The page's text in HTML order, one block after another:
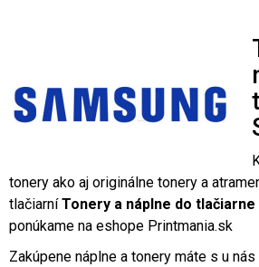
tonery ako aj originálne tonery a
tlačiarníTonery a náplne do tlačiarne
ponúkame na eshope Printmania.sk
Zakúpene náplne a tonery máte s u